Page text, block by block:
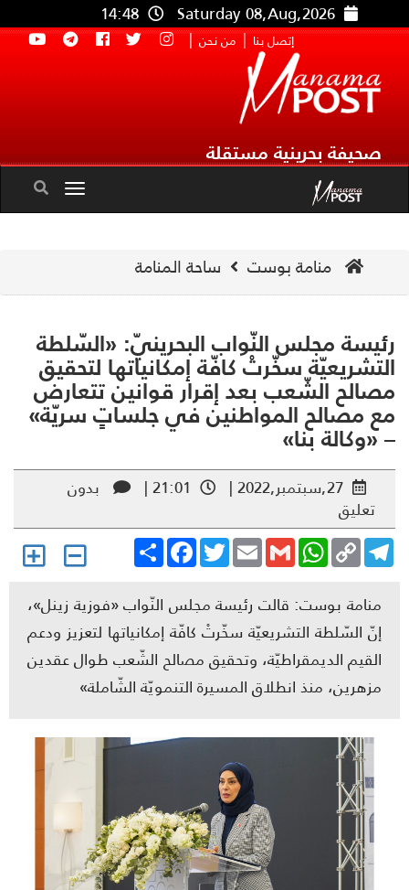
Saturday 08,Aug,2026
14:48
إتصل بنا | من نحن |
صحيفة بحرينية مستقلة
Toggle
navigation
منامة بوست ساحة المنامة
مجلس النّواب البحرينيّ: «السّلطة
سخّرتْ كافّة إمكانياتها لتحقيق
الشّعب بعد إقرار قوانين تتعارض
مصالح المواطنين في جلساتٍ سريّة»
بنا»
27,سبتمبر,2022 | 21:01 |
بدون
تعليق
Share
FacebookTwitterEmailGmail
WhatsAppCopy
Link
منامة بوست: قالت رئيسة مجلس النّواب «فوزية زينل»،
إنّ السّلطة التشريعيّة سخّرتْ كافّة إمكانياتها لتعزيز ودعم
القيم الديمقراطيّة، وتحقيق مصالح الشّعب طوال عقدين
مزهرين، منذ انطلاق المسيرة التنمويّة الشّاملة»